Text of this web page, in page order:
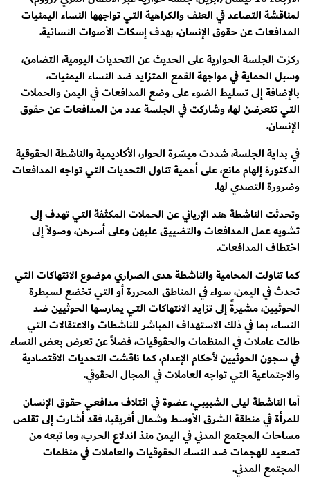
لمناقشة التصاعد في العنف والكراهية التي تواجهها النساء اليمنيات
المدافعات عن حقوق الإنسان، بهدف إسكات الأصوات النسائية.
ركزت الجلسة الحوارية على الحديث عن التحديات اليومية، التضامن،
وسبل الحماية في مواجهة القمع المتزايد ضد النساء اليمنيات،
بالإضافة إلى تسليط الضوء على وضع المدافعات في اليمن والحملات
التي تتعرضن لها، وشاركت في الجلسة عدد من المدافعات عن حقوق
الإنسان.
في بداية الجلسة، شددت ميسّرة الحوار، الأكاديمية والناشطة الحقوقية
الدكتورة إلهام مانع، على أهمية تناول التحديات التي تواجه المدافعات
وضرورة التصدي لها.
وتحدثت الناشطة هند الإرياني عن الحملات المكثفة التي تهدف إلى
تشويه عمل المدافعات والتضييق عليهن وعلى أسرهن، وصولاً إلى
اختطاف المدافعات.
كما تناولت المحامية والناشطة هدى الصراري موضوع الانتهاكات التي
تحدث في اليمن، سواء في المناطق المحررة أو التي تخضع لسيطرة
الحوثيين، مشيرةً إلى تزايد الانتهاكات التي يمارسها الحوثيين ضد
النساء، بما في ذلك الاستهداف المباشر للناشطات والاعتقالات التي
طالت عاملات في المنظمات والحقوقيات، فضلاً عن تعرض بعض النساء
في سجون الحوثيين لأحكام الإعدام، كما ناقشت التحديات الاقتصادية
والاجتماعية التي تواجه العاملات في المجال الحقوقي.
أما الناشطة ليلى الشبيبي، عضوة في ائتلاف مدافعي حقوق الإنسان
للمرأة في منطقة الشرق الأوسط وشمال أفريقيا، فقد أشارت إلى تقلص
مساحات المجتمع المدني في اليمن منذ اندلاع الحرب، وما تبعه من
تصعيد للهجمات ضد النساء الحقوقيات والعاملات في منظمات
المجتمع المدني.